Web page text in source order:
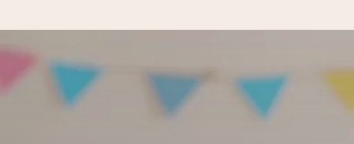
Bestill i dag, sendes innen 1 virkedag
Vi lager dine gaver med omtanke og sender den avgårde så